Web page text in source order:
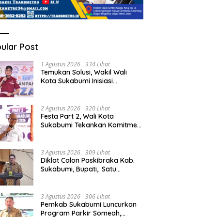
Post
1 Agustus 2026 334 Lihat
Temukan Solusi, Wakil Wali
Kota Sukabumi Inisiasi
2 Agustus 2026 320 Lihat
Festa Part 2, Wali Kota
Sukabumi Tekankan Komitmen
3 Agustus 2026 309 Lihat
Diklat Calon Paskibraka Kab.
Sukabumi, Bupati,: Satu
3 Agustus 2026 306 Lihat
Pemkab Sukabumi Luncurkan
Program Parkir Someah,